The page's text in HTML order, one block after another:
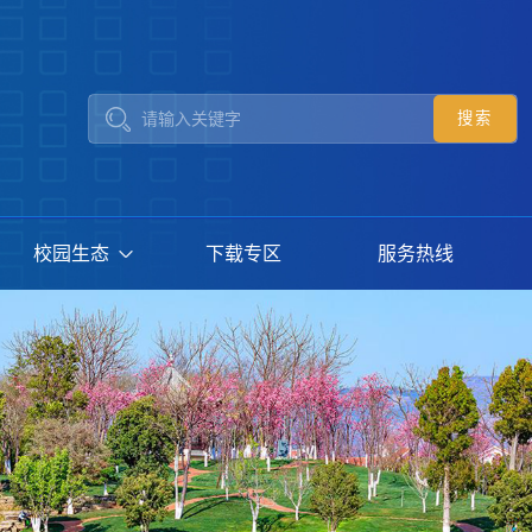
校园生态 下载专区 服务热线